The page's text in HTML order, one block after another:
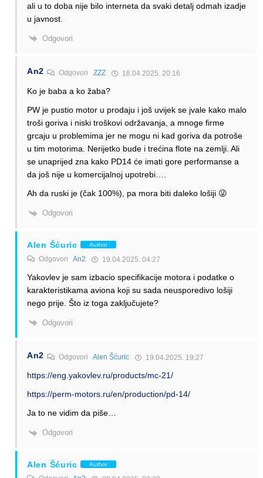
ali u to doba nije bilo interneta da svaki detalj odmah izadje
u javnost.
Odgovori
An2 OdgovoriZZZ 18.04.2025. 20:16
Ko je baba a ko žaba?
PW je pustio motor u prodaju i još uvijek se jvale kako malo
troši goriva i niski troškovi održavanja, a mnoge firme
grcaju u problemima jer ne mogu ni kad goriva da potroše
u tim motorima. Nerijetko bude i trećina flote na zemlji. Ali
se unaprijed zna kako PD14 će imati gore performanse a
da još nije u komercijalnoj upotrebi….
Ah da ruski je (čak 100%), pa mora biti daleko lošiji 😜
Odgovori
Alen Šćuric Author
Odgovori An2 19.04.2025. 04:27
Yakovlev je sam izbacio specifikacije motora i podatke o
karakteristikama aviona koji su sada neusporedivo lošiji
nego prije. Što iz toga zaključujete?
Odgovori
An2 OdgovoriAlen Šćuric 19.04.2025. 19:27
https://eng.yakovlev.ru/products/mc-21/
https://perm-motors.ru/en/production/pd-14/
Ja to ne vidim da piše…
Odgovori
Alen Šćuric Author